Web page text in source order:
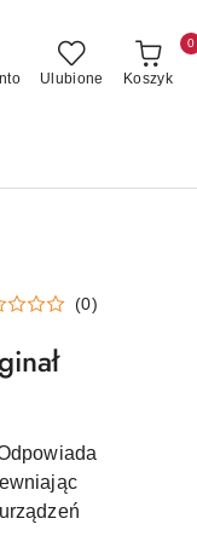
Ulubione Koszyk
0
(0)